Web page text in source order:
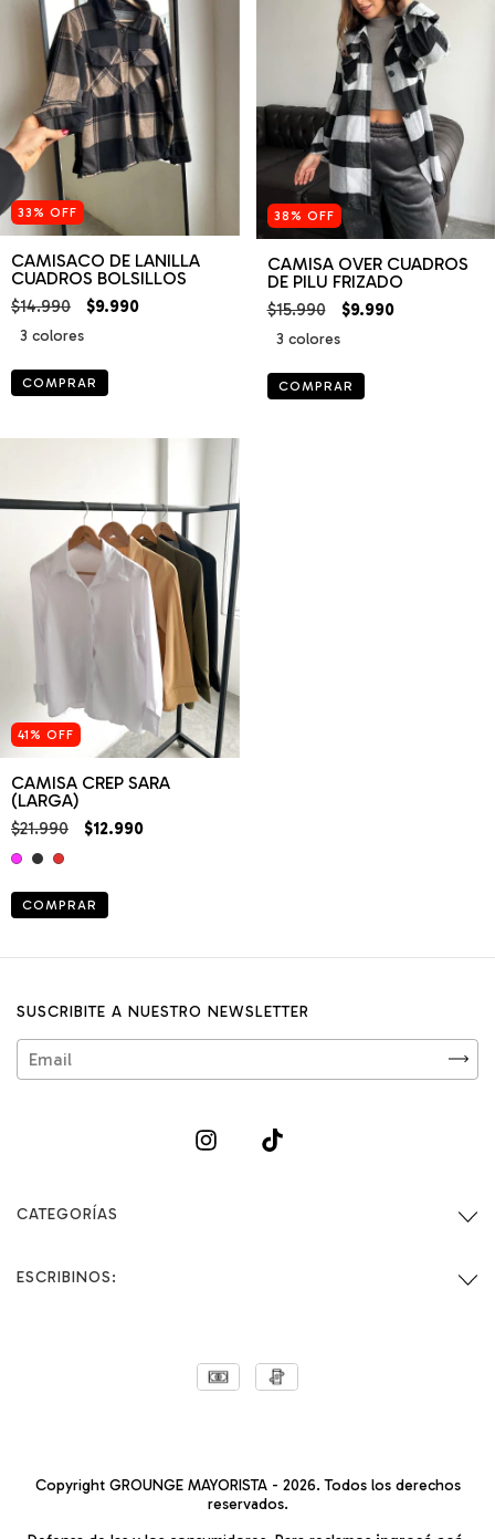
33% OFF
CAMISACO DE LANILLA
CUADROS BOLSILLOS
$14.990 $9.990
3 colores
COMPRAR
38% OFF
CAMISA OVER CUADROS
DE PILU FRIZADO
$15.990 $9.990
3 colores
COMPRAR
41% OFF
CAMISA CREP SARA
(LARGA)
$21.990 $12.990
COMPRAR
SUSCRIBITE A NUESTRO NEWSLETTER
CATEGORÍAS
ESCRIBINOS:
Copyright GROUNGE MAYORISTA - 2026. Todos los derechos
reservados.